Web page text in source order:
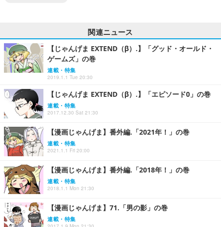
関連ニュース
【じゃんげま EXTEND（β）.】「グッド・オールド・
ゲームズ」の巻
連載・特集
2019.1.1 Tue 20:30
【じゃんげま EXTEND（β）.】「エピソード0」の巻
連載・特集
2017.12.30 Sat 21:30
【漫画じゃんげま】番外編.「2021年！」の巻
連載・特集
2021.1.1 Fri 20:00
【漫画じゃんげま】番外編.「2018年！」の巻
連載・特集
2018.1.1 Mon 21:30
【漫画じゃんげま】71.「男の影」の巻
連載・特集